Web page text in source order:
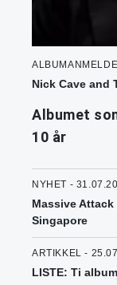
Nick Cave and
Albumet
10 år
NYHET -
Massive
Singapore
ARTIKKEL -
LISTE: Ti